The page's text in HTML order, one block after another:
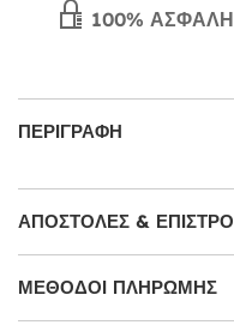
100%
ΠΕΡΙΓΡΑΦΉ
ΑΠΟΣΤΟΛΈΣ &
ΜΕΘΌΔΟΙ ΠΛΗΡΩΜΉΣ